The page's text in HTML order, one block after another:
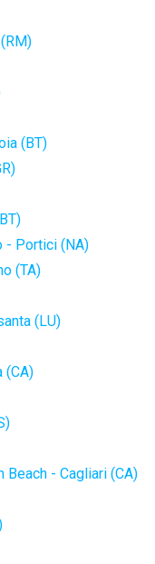
(BT)
- Portici (NA)
(TA)
(LU)
(CA)
Beach - Cagliari (CA)